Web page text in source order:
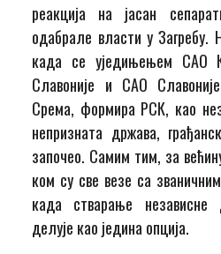
реакција на јасан
одабрале власти у Загребу.
када се уједињењем САО
Славоније и САО
Срема, формира РСК, као
непризната држава,
започео. Самим тим, за
ком су све везе са
када стварање независне
делује као једина опција.